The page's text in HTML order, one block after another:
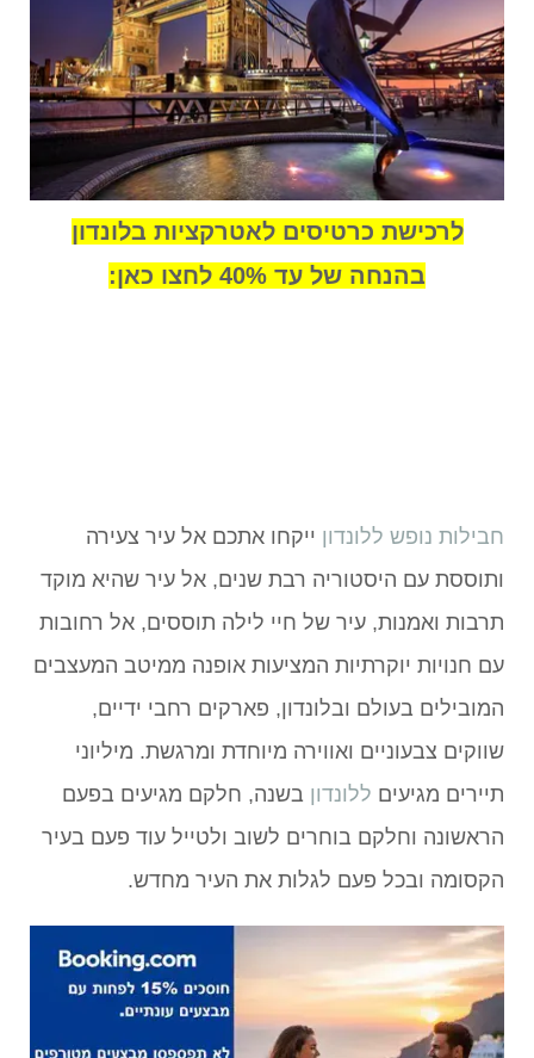
לרכישת כרטיסים לאטרקציות בלונדון
בהנחה של עד 40% לחצו כאן:
חבילות נופש ללונדון ייקחו אתכם אל עיר צעירה
ותוססת עם היסטוריה רבת שנים, אל עיר שהיא מוקד
תרבות ואמנות, עיר של חיי לילה תוססים, אל רחובות
עם חנויות יוקרתיות המציעות אופנה ממיטב המעצבים
המובילים בעולם ובלונדון, פארקים רחבי ידיים,
שווקים צבעוניים ואווירה מיוחדת ומרגשת. מיליוני
תיירים מגיעים ללונדון בשנה, חלקם מגיעים בפעם
הראשונה וחלקם בוחרים לשוב ולטייל עוד פעם בעיר
הקסומה ובכל פעם לגלות את העיר מחדש.